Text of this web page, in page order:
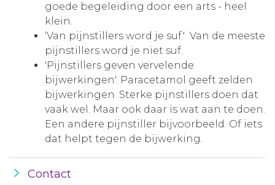
goede begeleiding door een arts - heel
klein.
‘Van pijnstillers word je suf.' Van de meeste
pijnstillers word je niet suf.
'Pijnstillers geven vervelende
bijwerkingen'. Paracetamol geeft zelden
bijwerkingen. Sterke pijnstillers doen dat
vaak wel. Maar ook daar is wat aan te doen.
Een andere pijnstiller bijvoorbeeld. Of iets
dat helpt tegen de bijwerking.
Contact